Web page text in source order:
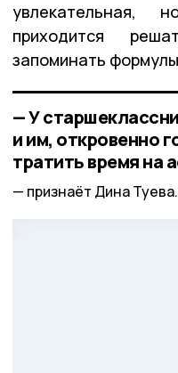
увлекательная,
приходится
запоминать
— У
и им, откровенно
тратить время на
признаёт Дина Туева.